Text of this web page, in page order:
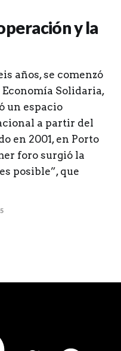
y la
años, se comenzó
Solidaria,
un espacio
a partir del
en 2001, en Porto
foro surgió la
posible”, que